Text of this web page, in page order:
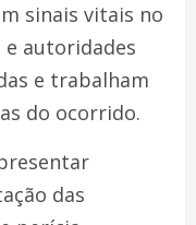
sinais vitais no
e autoridades
e trabalham
do ocorrido.
das